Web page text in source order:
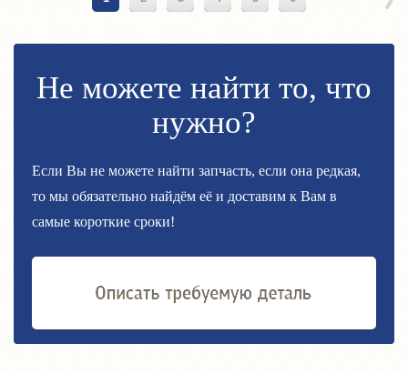
Не можете найти то, что
нужно?
Если Вы не можете найти запчасть, если она редкая,
то мы обязательно найдём её и доставим к Вам в
самые короткие сроки!